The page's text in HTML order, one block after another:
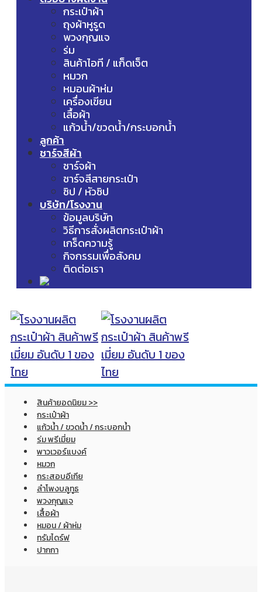
กระเป๋าผ้า
ถุงผ้าหูรูด
พวงกุญแจ
ร่ม
สินค้าไอที / แก็ดเจ็ต
หมวก
หมอนผ้าห่ม
เครื่องเขียน
เสื้อผ้า
แก้วน้ำ/ขวดน้ำ/กระบอกน้ำ
ลูกค้า
ชาร์จสีผ้า
ชาร์จผ้า
ชาร์จสีสายกระเป๋า
ซิป / หัวซิป
บริษัท/โรงงาน
ข้อมูลบริษัท
วิธีการสั่งผลิตกระเป๋าผ้า
เกร็ดความรู้
กิจกรรมเพื่อสังคม
ติดต่อเรา
สินค้ายอดนิยม >>
กระเป๋าผ้า
แก้วน้ำ / ขวดน้ำ / กระบอกน้ำ
ร่ม พรีเมี่ยม
พาวเวอร์แบงค์
หมวก
กระสอบอีเกีย
ลำโพงบลูทูธ
พวงกุญแจ
เสื้อผ้า
หมอน / ผ้าห่ม
ทรัมไดร์ฟ
ปากกา